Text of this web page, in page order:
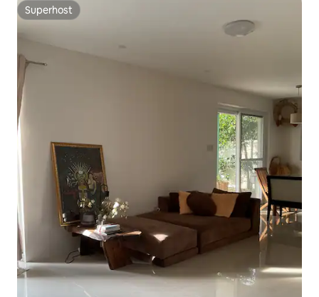
Superhost
Superhost